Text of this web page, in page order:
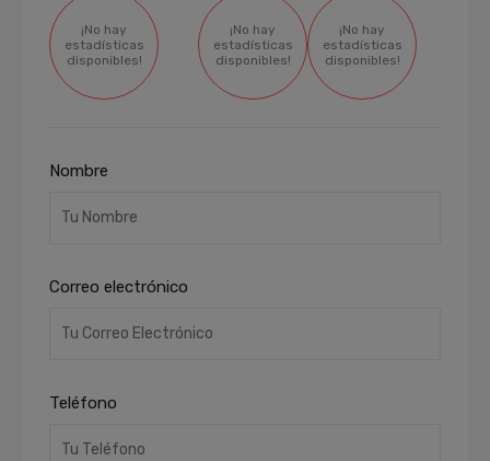
¡No hay
estadísticas
disponibles!
¡No hay
estadísticas
disponibles!
¡No hay
estadísticas
disponibles!
Nombre
Correo electrónico
Teléfono